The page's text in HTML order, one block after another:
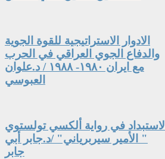
الادوار الاستراتيجية للقوة الجوية
والدفاع الجوي العراقي في الحرب
مع ايران ١٩٨٠- ١٩٨٨ / د.علوان
العبوسي
الاستبداد في رواية ألكسي تولستوي
" الأمير سيربرياني" /د.جابر أبي
جابر